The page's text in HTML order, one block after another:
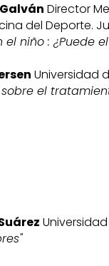
Director
del Deporte.
niño :
Universidad
el